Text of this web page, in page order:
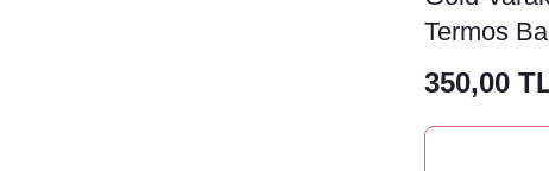
Termos
350,00